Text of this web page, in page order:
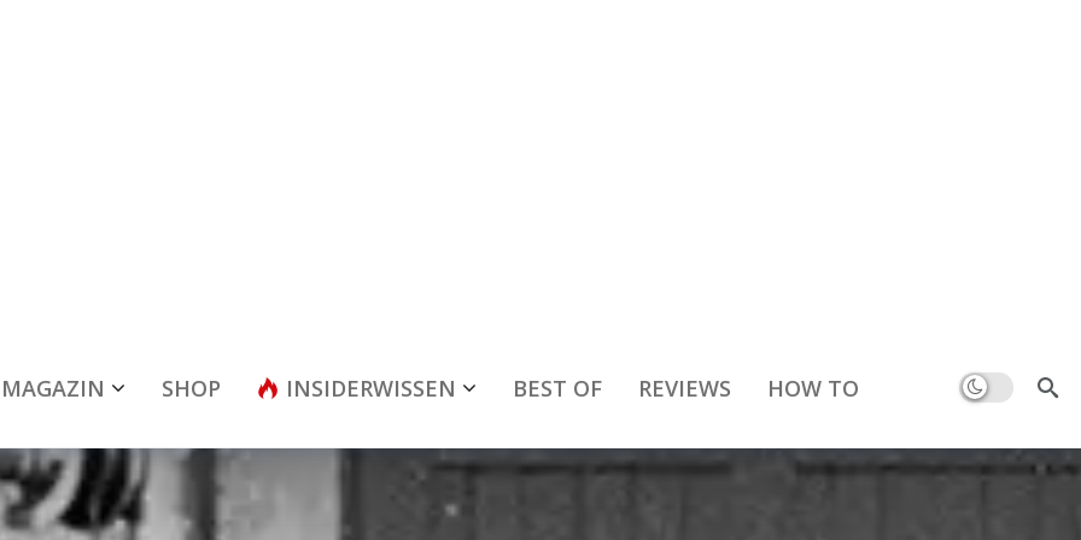
MAGAZIN SHOP INSIDERWISSEN BEST OF REVIEWS HOW TO Dark mode